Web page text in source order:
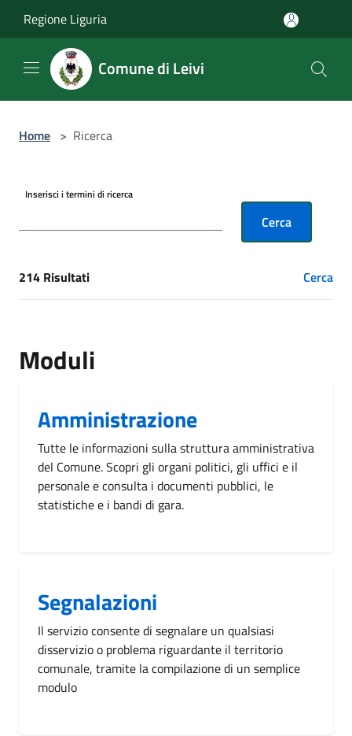
Regione Liguria
Comune di Leivi
Home > Ricerca
Inserisci i termini di ricerca
Cerca
[results] Risultati
214 Risultati Cerca
Moduli
Amministrazione
Tutte le informazioni sulla struttura amministrativa
del Comune. Scopri gli organi politici, gli uffici e il
personale e consulta i documenti pubblici, le
statistiche e i bandi di gara.
Segnalazioni
Il servizio consente di segnalare un qualsiasi
disservizio o problema riguardante il territorio
comunale, tramite la compilazione di un semplice
modulo